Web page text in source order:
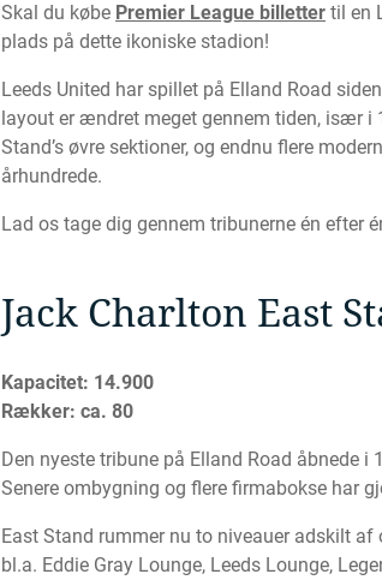
Skal du købe Premier League billetter til en
plads på dette ikoniske stadion!
Leeds United har spillet på Elland Road
layout er ændret meget gennem tiden, især i
Stand’s øvre sektioner, og endnu flere
århundrede.
Lad os tage dig gennem tribunerne én efter
Jack Charlton East
Kapacitet: 14.900
Rækker: ca. 80
Den nyeste tribune på Elland Road åbnede
Senere ombygning og flere firmabokse har
East Stand rummer nu to niveauer adskilt
bl.a. Eddie Gray Lounge, Leeds Lounge,